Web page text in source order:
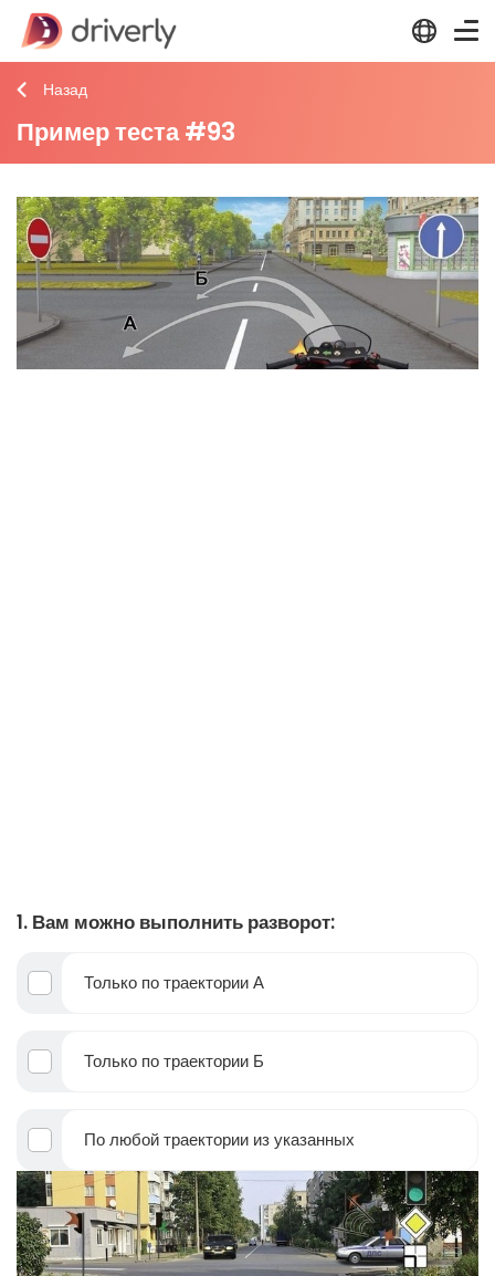
Назад
Пример теста #93
1. Вам можно выполнить разворот:
Только по траектории А
Только по траектории Б
По любой траектории из указанных